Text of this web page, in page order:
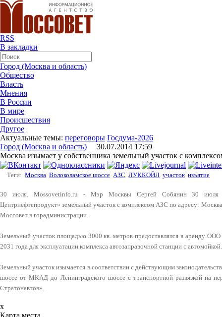
RSS
В закладки
Город (Москва и область)
Общество
Власть
Мнения
В России
В мире
Происшествия
Другое
Актуальные темы: переговоры Госдума-2026
Город (Москва и область) 30.07.2014 17:59
Москва изымает у собственника земельный участок с
Теги: Москва Волоколамское шоссе АЗС ЛУККОЙЛ участок изъятие
30 июля. Mossovetinfo.ru - Мэр Москвы Сергей Собянин 30
Центрнефтепродукт» земельный участок с комплексом АЗС по адресу:
Моссовет в горадминистрации.
Земельный участок площадью 3000 кв. метров предоставлялся в аренду
2031 года для эксплуатации комплекса автозаправочной станции с
Земельный участок изымается в соответствии с действующим
шоссе от МКАД до Ленинградского шоссе с транспортной развязкой на
Стратонавтов».
x